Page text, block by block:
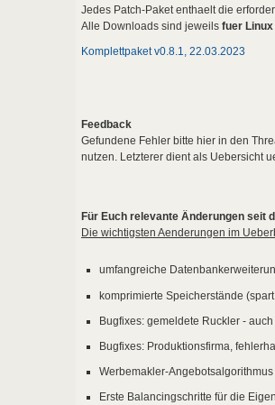
Jedes Patch-Paket enthaelt die
Alle Downloads sind jeweils fuer Linux
Komplettpaket v0.8.1, 22.03.2023
Feedback
Gefundene Fehler bitte hier in den
nutzen. Letzterer dient als Uebersicht
Für Euch relevante Änderungen seit
Die wichtigsten Aenderungen im
umfangreiche
komprimierte Speicherstände
Bugfixes: gemeldete Ruckler -
Bugfixes: Produktionsfirma,
Werbemakler-
Erste Balancingschritte für die